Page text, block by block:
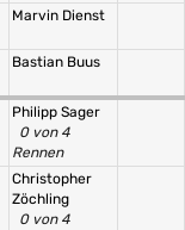
Marvin Dienst
Bastian Buus
Philipp Sager
0 von 4
Rennen
Christopher
Zöchling
0 von 4